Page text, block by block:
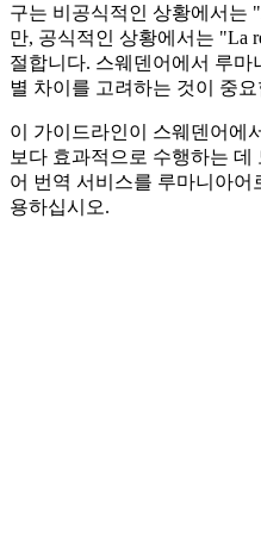
구는 비공식적인 상황에서는
만, 공식적인 상황에서는 "La
절합니다. 스웨덴어에서 루
별 차이를 고려하는 것이 중
이 가이드라인이 스웨덴어에
보다 효과적으로 수행하는 데
어 번역 서비스를 루마니아
용하십시오.